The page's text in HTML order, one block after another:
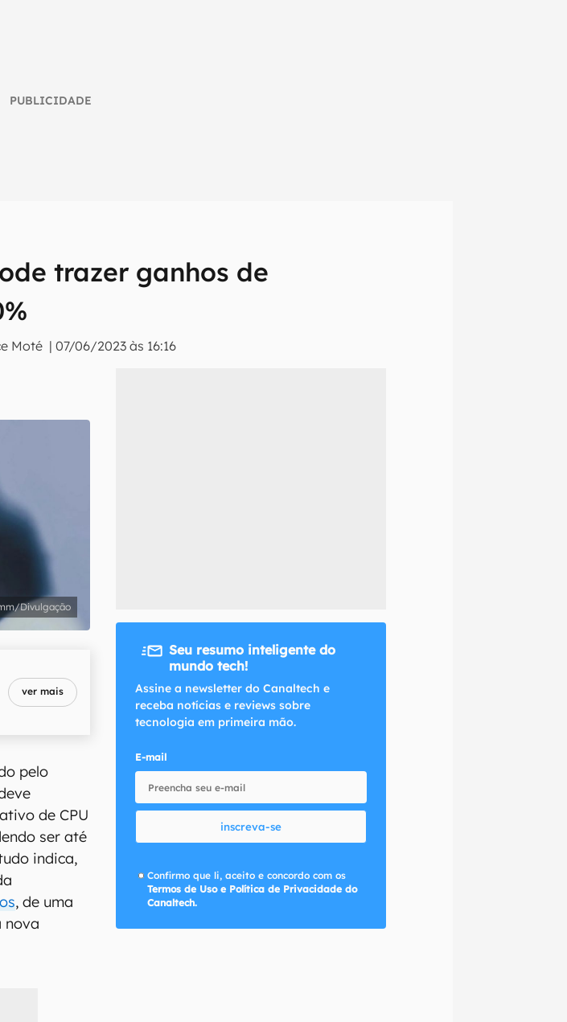
PUBLICIDADE
trazer ganhos de
Moté |07/06/2023 às 16:16
tech!
e reviews sobre tecnologia em primeira
Divulgação
ver mais
pelo
de CPU
ser até
indica,
, de uma
nova
Seu resumo inteligente do
mundo tech!
Assine a newsletter do Canaltech e
receba notícias e reviews sobre
tecnologia em primeira mão.
E-mail
inscreva-se
Confirmo que li, aceito e concordo com os
Termos de Uso e Política de Privacidade do
Canaltech.